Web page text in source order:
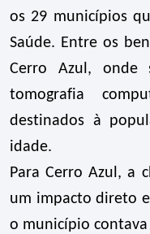
os 29 municípios
Saúde. Entre os
Cerro Azul, onde
tomografia
destinados à
idade.
Para Cerro Azul, a
um impacto direto
o município